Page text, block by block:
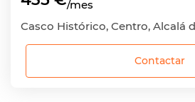
/mes
Casco Histórico, Centro, Alcalá
Contactar